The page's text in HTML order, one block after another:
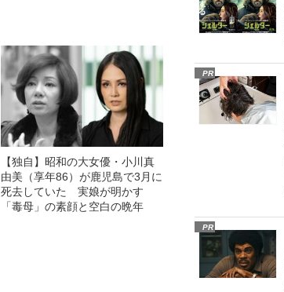
【独自】昭和の大女優・小川真
由美（享年86）が鹿児島で3月に
死去していた 実娘が明かす
「毒母」の素顔と空白の晩年
PR
PR